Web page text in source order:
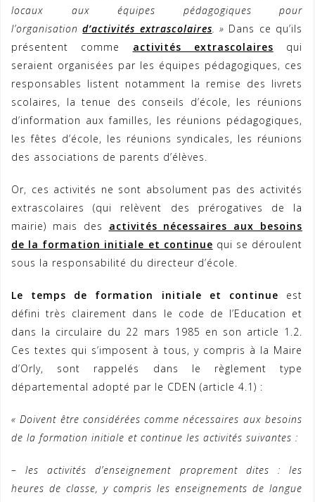
locaux aux équipes pédagogiques pour
l’organisationd’activités extrascolaires. » Dans ce qu’ils
présentent comme activités extrascolaires qui
seraient organisées par les équipes pédagogiques, ces
responsables listent notamment la remise des livrets
scolaires, la tenue des conseils d’école, les réunions
d’information aux familles, les réunions pédagogiques,
les fêtes d’école, les réunions syndicales, les réunions
des associations de parents d’élèves.
Or, ces activités ne sont absolument pas des activités
extrascolaires (qui relèvent des prérogatives de la
mairie) mais des activités nécessaires aux besoins
de la formation initiale et continue qui se déroulent
sous la responsabilité du directeur d’école.
Le temps de formation initiale et continue est
défini très clairement dans le code de l’Education et
dans la circulaire du 22 mars 1985 en son article 1.2.
Ces textes qui s’imposent à tous, y compris à la Maire
d’Orly, sont rappelés dans le règlement type
départemental adopté par le CDEN (article 4.1) :
« Doivent être considérées comme nécessaires aux besoins
de la formation initiale et continue les activités suivantes :
– les activités d’enseignement proprement dites : les
heures de classe, y compris les enseignements de langue